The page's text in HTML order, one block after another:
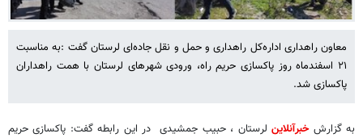
معاون راهداری اداره‌کل راهداری و حمل و نقل جاده‌ای لرستان گفت :به مناسبت
۲۱ اسفندماه روز پاکسازی حریم راه، ورودی شهرهای لرستان با همت راهداران
پاکسازی شد.
به گزارشخبرآنلاینلرستان ، حبیب جمشیدی در این رابطه گفت: پاکسازی حریم